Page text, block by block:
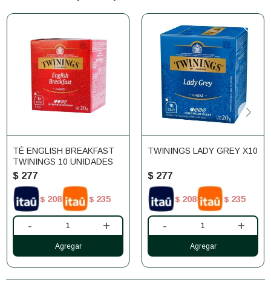
TÉ ENGLISH BREAKFAST
TWININGS 10 UNIDADES
$ 277
$ 208 $ 235
- +
TWININGS LADY GREY X10
$ 277
$ 208 $ 235
- +